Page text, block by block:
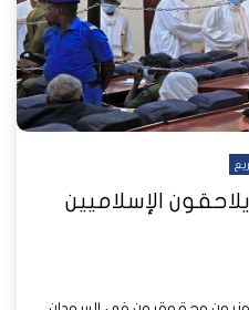
الإسلاميين